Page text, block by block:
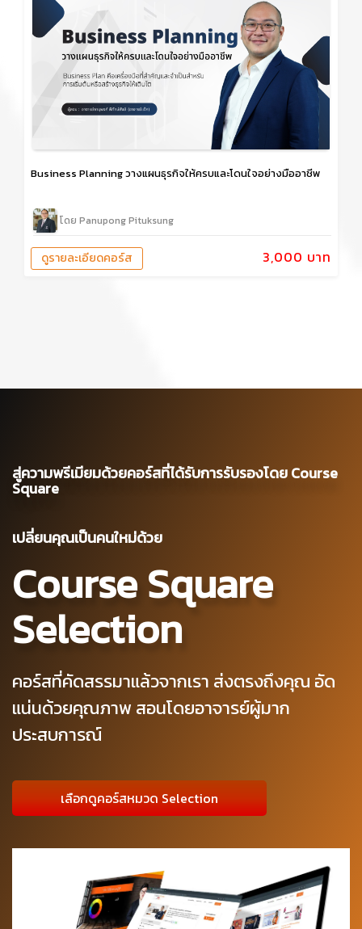
Business Planning วางแผนธุรกิจให้ครบและโดนใจอย่างมืออาชีพ
โดย Panupong Pituksung
3,000 บาท
ดูรายละเอียดคอร์ส
สู่ความพรีเมียมด้วยคอร์สที่ได้รับการรับรองโดย Course
Square
เปลี่ยนคุณเป็นคนใหม่ด้วย
Course Square
Selection
คอร์สที่คัดสรรมาแล้วจากเรา ส่งตรงถึงคุณ อัด
แน่นด้วยคุณภาพ สอนโดยอาจารย์ผู้มาก
ประสบการณ์
เลือกดูคอร์สหมวด Selection